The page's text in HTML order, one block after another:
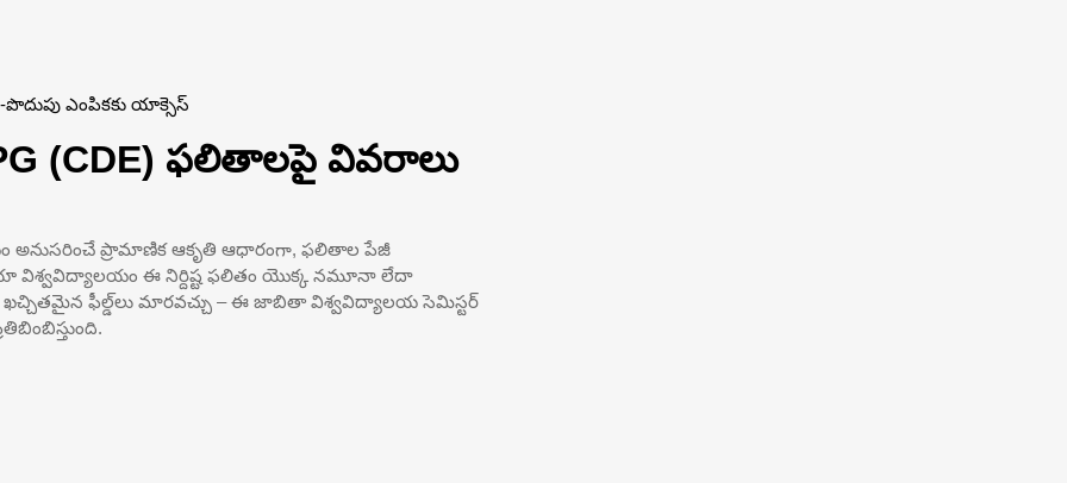
ఎంపికకు యాక్సెస్
(CDE) ఫలితాలపై వివరాలు
అనుసరించే ప్రామాణిక ఆకృతి ఆధారంగా, ఫలితాల పేజీ
విశ్వవిద్యాలయం ఈ నిర్దిష్ట ఫలితం యొక్క నమూనా లేదా
ఖచ్చితమైన ఫీల్డ్‌లు మారవచ్చు – ఈ జాబితా విశ్వవిద్యాలయ సెమిస్టర్